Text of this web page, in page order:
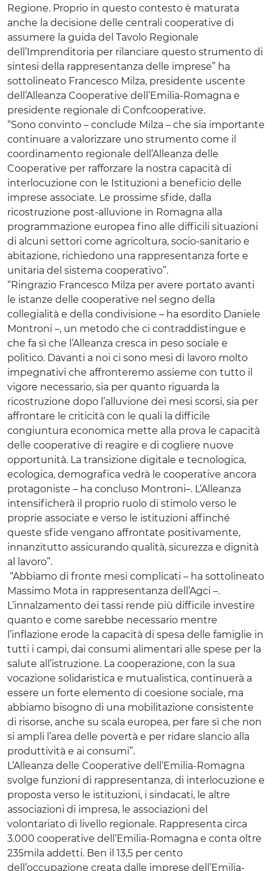
Regione. Proprio in questo contesto è maturata
anche la decisione delle centrali cooperative di
assumere la guida del Tavolo Regionale
dell’Imprenditoria per rilanciare questo strumento di
sintesi della rappresentanza delle imprese” ha
sottolineato Francesco Milza, presidente uscente
dell’Alleanza Cooperative dell’Emilia-Romagna e
presidente regionale di Confcooperative.
“Sono convinto – conclude Milza – che sia importante
continuare a valorizzare uno strumento come il
coordinamento regionale dell’Alleanza delle
Cooperative per rafforzare la nostra capacità di
interlocuzione con le Istituzioni a beneficio delle
imprese associate. Le prossime sfide, dalla
ricostruzione post-alluvione in Romagna alla
programmazione europea fino alle difficili situazioni
di alcuni settori come agricoltura, socio-sanitario e
abitazione, richiedono una rappresentanza forte e
unitaria del sistema cooperativo”.
“Ringrazio Francesco Milza per avere portato avanti
le istanze delle cooperative nel segno della
collegialità e della condivisione – ha esordito Daniele
Montroni –, un metodo che ci contraddistingue e
che fa sì che l’Alleanza cresca in peso sociale e
politico. Davanti a noi ci sono mesi di lavoro molto
impegnativi che affronteremo assieme con tutto il
vigore necessario, sia per quanto riguarda la
ricostruzione dopo l’alluvione dei mesi scorsi, sia per
affrontare le criticità con le quali la difficile
congiuntura economica mette alla prova le capacità
delle cooperative di reagire e di cogliere nuove
opportunità. La transizione digitale e tecnologica,
ecologica, demografica vedrà le cooperative ancora
protagoniste – ha concluso Montroni–. L’Alleanza
intensificherà il proprio ruolo di stimolo verso le
proprie associate e verso le istituzioni affinché
queste sfide vengano affrontate positivamente,
innanzitutto assicurando qualità, sicurezza e dignità
al lavoro”.
“Abbiamo di fronte mesi complicati – ha sottolineato
Massimo Mota in rappresentanza dell’Agci –.
L’innalzamento dei tassi rende più difficile investire
quanto e come sarebbe necessario mentre
l’inflazione erode la capacità di spesa delle famiglie in
tutti i campi, dai consumi alimentari alle spese per la
salute all’istruzione. La cooperazione, con la sua
vocazione solidaristica e mutualistica, continuerà a
essere un forte elemento di coesione sociale, ma
abbiamo bisogno di una mobilitazione consistente
di risorse, anche su scala europea, per fare sì che non
si ampli l’area delle povertà e per ridare slancio alla
produttività e ai consumi”.
L’Alleanza delle Cooperative dell’Emilia-Romagna
svolge funzioni di rappresentanza, di interlocuzione e
proposta verso le istituzioni, i sindacati, le altre
associazioni di impresa, le associazioni del
volontariato di livello regionale. Rappresenta circa
3.000 cooperative dell’Emilia-Romagna e conta oltre
235mila addetti. Ben il 13,5 per cento
dell’occupazione creata dalle imprese dell’Emilia-